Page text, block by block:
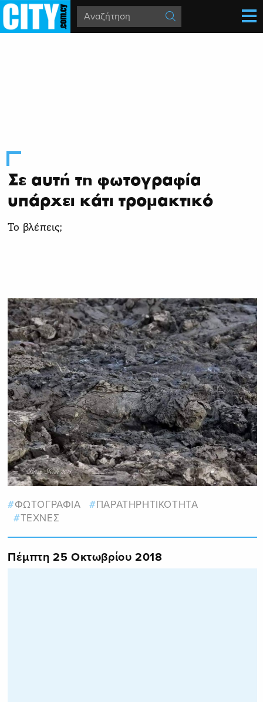
Σε αυτή τη φωτογραφία
υπάρχει κάτι τρομακτικό
Το βλέπεις;
ΦΩΤΟΓΡΑΦΙΑ
ΠΑΡΑΤΗΡΗΤΙΚΟΤΗΤΑ
ΤΕΧΝΕΣ
Πέμπτη 25 Οκτωβρίου 2018